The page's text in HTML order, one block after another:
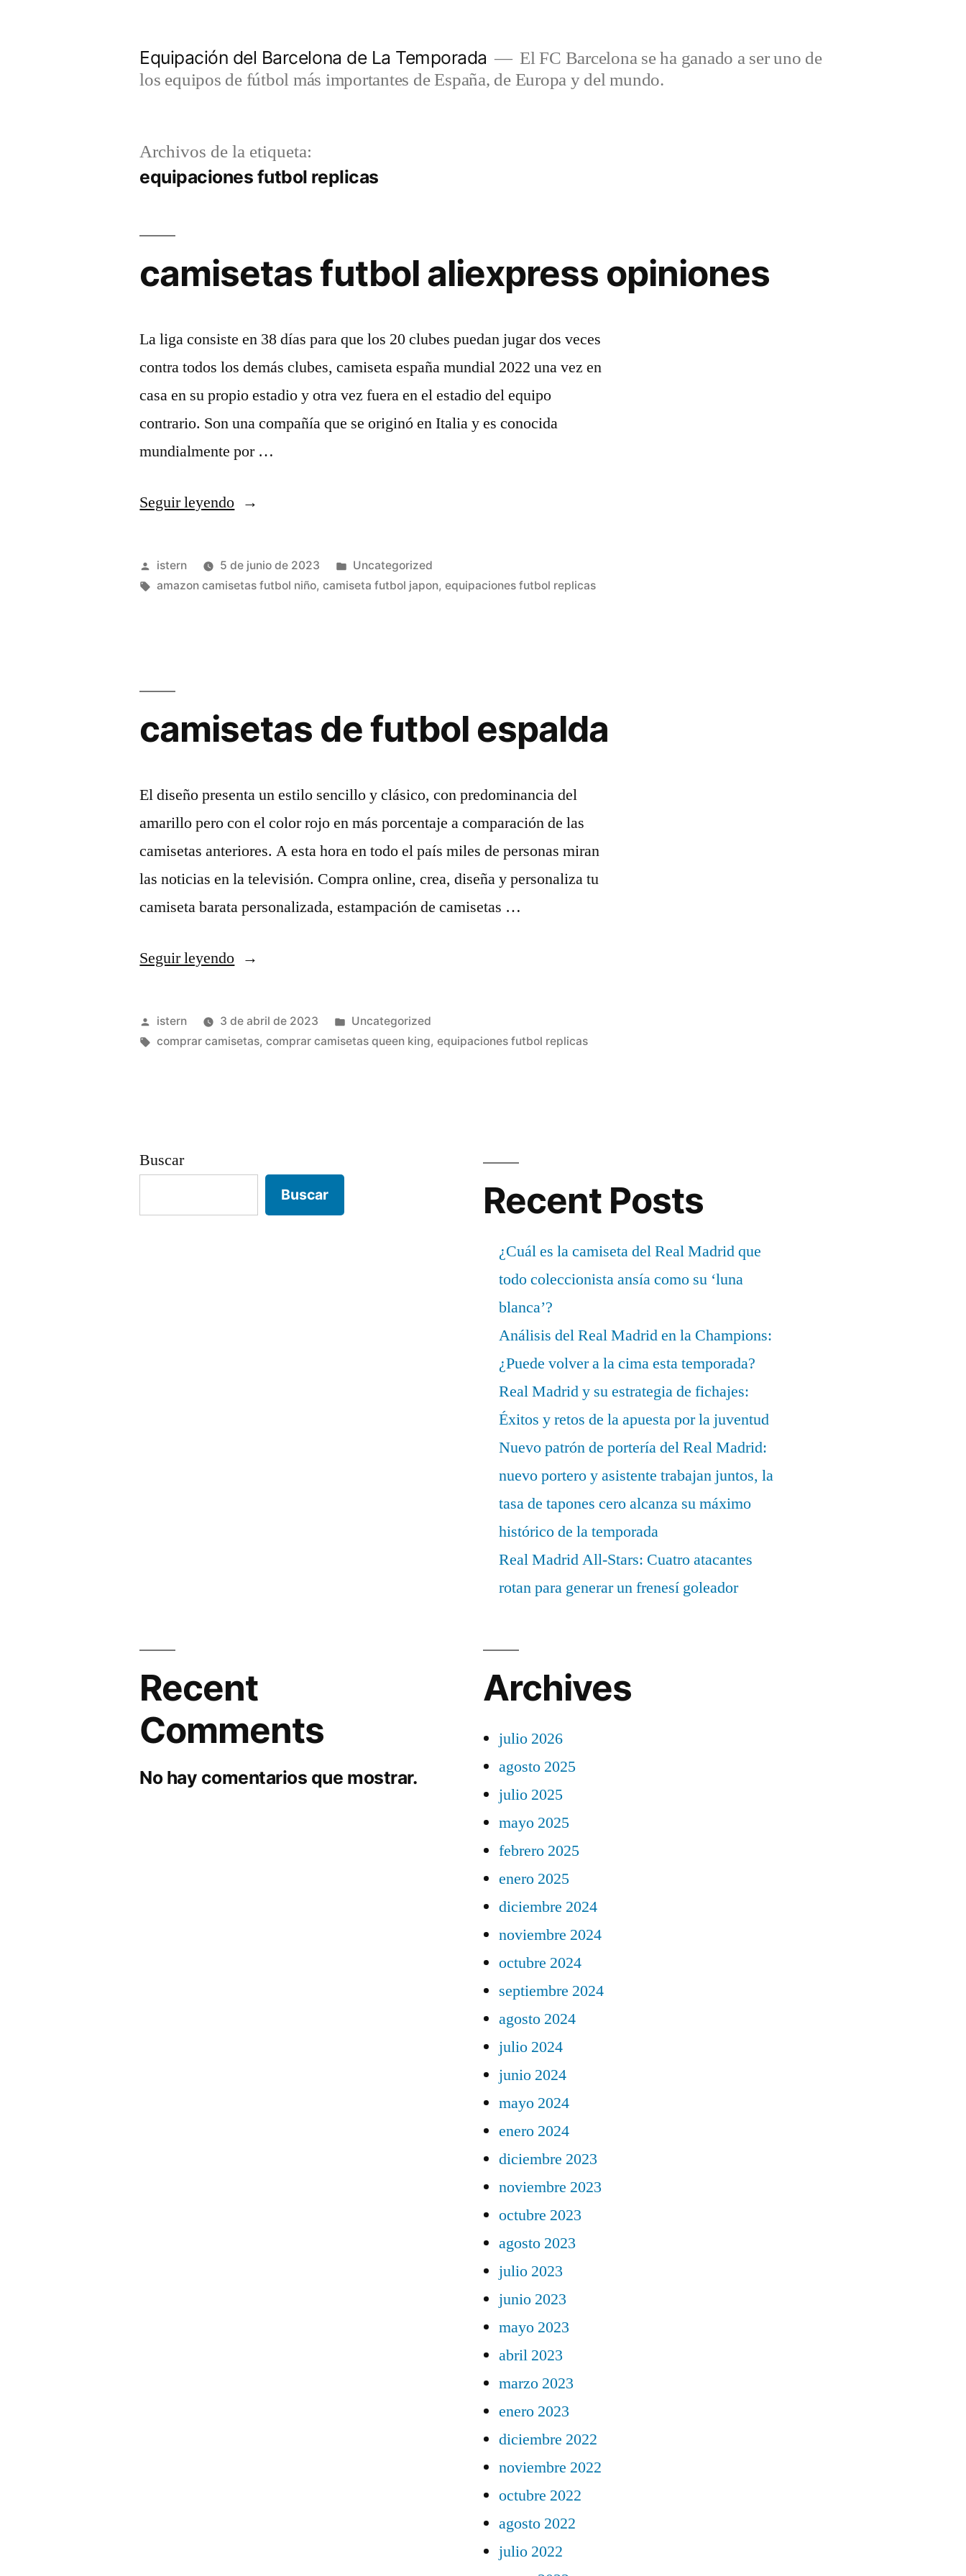
Equipación del Barcelona de La Temporada
El FC Barcelona se ha ganado a ser uno de
los equipos de fútbol más importantes de España, de Europa y del mundo.
Archivos de la etiqueta:
equipaciones futbol replicas
camisetas futbol aliexpress opiniones
La liga consiste en 38 días para que los 20 clubes puedan jugar dos veces
contra todos los demás clubes, camiseta españa mundial 2022 una vez en
casa en su propio estadio y otra vez fuera en el estadio del equipo
contrario. Son una compañía que se originó en Italia y es conocida
mundialmente por …
Seguir leyendo«camisetas
aliexpress
opiniones»
Publicado
por
istern 5 de junio de 2023
Publicado
en
Uncategorized
Etiquetas:
amazon camisetas futbol niño,camiseta futbol japon,equipaciones futbol replicas
camisetas de futbol espalda
El diseño presenta un estilo sencillo y clásico, con predominancia del
amarillo pero con el color rojo en más porcentaje a comparación de las
camisetas anteriores. A esta hora en todo el país miles de personas miran
las noticias en la televisión. Compra online, crea, diseña y personaliza tu
camiseta barata personalizada, estampación de camisetas …
Seguir leyendo«camisetas
futbol
espalda»
Publicado
por
istern 3 de abril de 2023
Publicado
en
Uncategorized
Etiquetas:
comprar camisetas,comprar camisetas queen king,equipaciones futbol replicas
Buscar
Buscar Recent Posts
¿Cuál es la camiseta del Real Madrid que
todo coleccionista ansía como su ‘luna
blanca’?
Análisis del Real Madrid en la Champions:
¿Puede volver a la cima esta temporada?
Real Madrid y su estrategia de fichajes:
Éxitos y retos de la apuesta por la juventud
Nuevo patrón de portería del Real Madrid:
nuevo portero y asistente trabajan juntos, la
tasa de tapones cero alcanza su máximo
histórico de la temporada
Real Madrid All-Stars: Cuatro atacantes
rotan para generar un frenesí goleador
Recent
Comments
No hay comentarios que mostrar.
Archives
julio 2026
agosto 2025
julio 2025
mayo 2025
febrero 2025
enero 2025
diciembre 2024
noviembre 2024
octubre 2024
septiembre 2024
agosto 2024
julio 2024
junio 2024
mayo 2024
enero 2024
diciembre 2023
noviembre 2023
octubre 2023
agosto 2023
julio 2023
junio 2023
mayo 2023
abril 2023
marzo 2023
enero 2023
diciembre 2022
noviembre 2022
octubre 2022
agosto 2022
julio 2022